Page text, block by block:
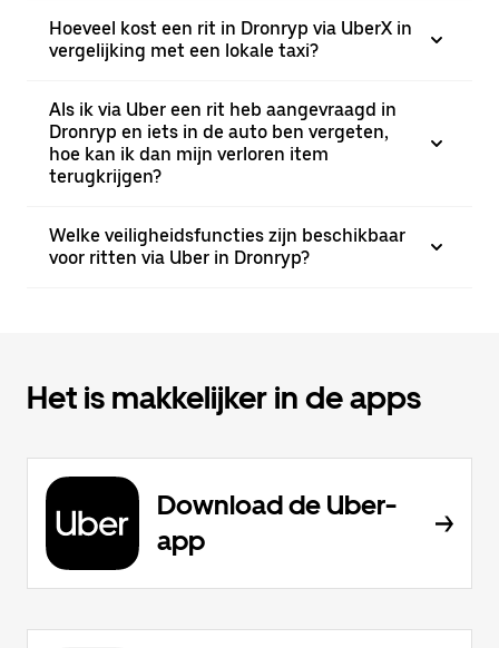
Hoeveel kost een rit in Dronryp via UberX in
vergelijking met een lokale taxi?
Als ik via Uber een rit heb aangevraagd in
Dronryp en iets in de auto ben vergeten,
hoe kan ik dan mijn verloren item
terugkrijgen?
Welke veiligheidsfuncties zijn beschikbaar
voor ritten via Uber in Dronryp?
Het is makkelijker in de apps
Download de Uber-
app